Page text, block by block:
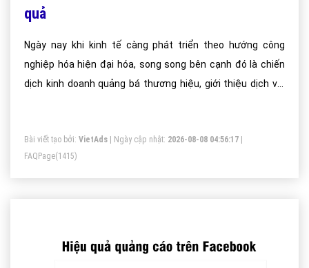
quả
Ngày nay khi kinh tế càng phát triển theo hướng công
nghiệp hóa hiện đại hóa, song song bên cạnh đó là chiến
dịch kinh doanh quảng bá thương hiệu, giới thiệu dịch vụ,
Bài viết tạo bởi: VietAds | Ngày cập nhật: 2026-08-08 04:56:17
FAQPage(1415)